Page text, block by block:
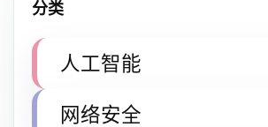
分类
人工智能
网络安全